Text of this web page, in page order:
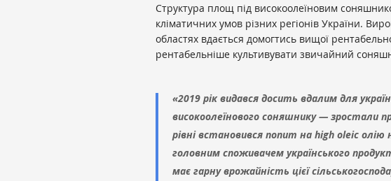
Структура площ під високоолеїновим
кліматичних умов різних регіонів України.
областях вдається домогтись вищої
рентабельніше культивувати звичайний
«2019 рік видався досить вдалим для
високоолеїнового соняшнику — зростали
рівні встановився попит на high oleic олію
головним споживачем українського
має гарну врожайність цієї